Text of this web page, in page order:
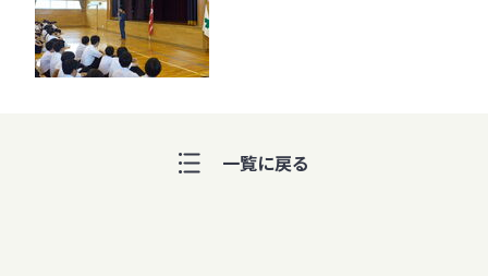
一覧に戻る